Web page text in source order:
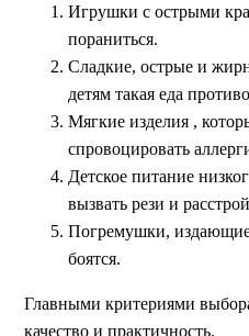
Игрушки с острыми
пораниться.
Сладкие, острые и
детям такая еда
Мягкие изделия ,
спровоцировать
Детское питание
вызвать рези и
Погремушки, издающие
боятся.
Главными критериями
качество и практичность.